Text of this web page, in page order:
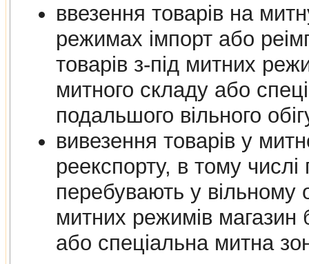
ввезення товарів на митну
режимах імпорт або реімпорт,
товарів з-під митних режимів
митного складу або спеціальної митної зони для їх
подальшого
вивезення товарів у
реекспорту, в тому числі
перебувають у вільному обігу
митних режимів магазин безмитної
або спеціальна митна